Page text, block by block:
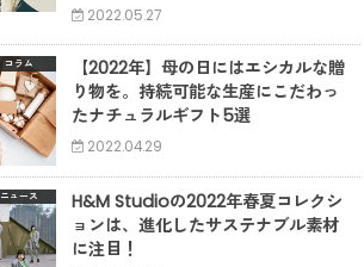
2022.05.27
コラム
【2022年】母の日にはエシカルな贈
り物を。持続可能な生産にこだわっ
たナチュラルギフト5選
2022.04.29
ニュース
H&M Studioの2022年春夏コレクシ
ョンは、進化したサステナブル素材
に注目！